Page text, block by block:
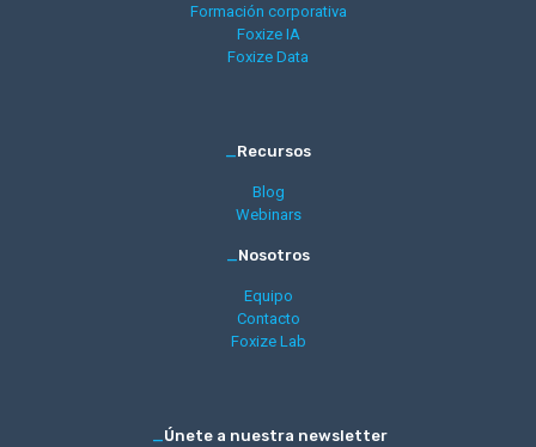
Formación corporativa
Foxize IA
Foxize Data
_Recursos
Blog
Webinars
_Nosotros
Equipo
Contacto
Foxize Lab
_Únete a nuestra newsletter